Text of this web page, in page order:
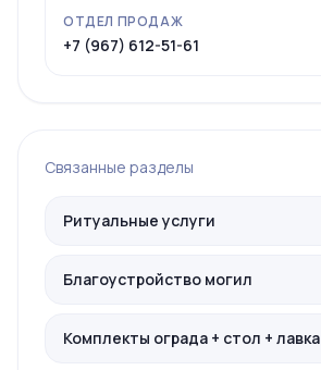
ОТДЕЛ ПРОДАЖ
+7 (967) 612-51-61
Связанные разделы
Ритуальные услуги
Благоустройство могил
Комплекты ограда + стол + лавка